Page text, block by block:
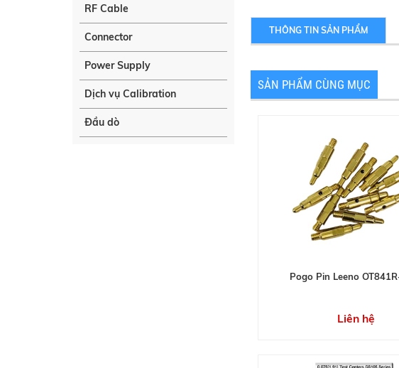
RF Cable
Connector
Power Supply
Dịch vụ Calibration
Đầu dò
THÔNG TIN SẢN PHẨM
SẢN PHẨM CÙNG MỤC
Pogo Pin Leeno
Liên hệ